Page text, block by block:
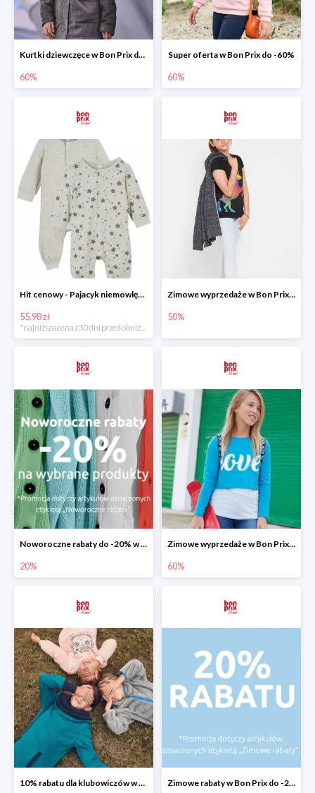
Kurtki dziewczęce w Bon Prix do -60%
60%
Super oferta w Bon Prix do -60%
60%
Hit cenowy - Pajacyk niemowlęcy 2 sztuki
55.98 zł
Zimowe wyprzedaże w Bon Prix do -50%
50%
Noworoczne rabaty do -20% w Bon Prix
20%
Zimowe wyprzedaże w Bon Prix do -60%
60%
10% rabatu dla klubowiczów w Bon Prix Zimowe rabaty w Bon Prix do -20%